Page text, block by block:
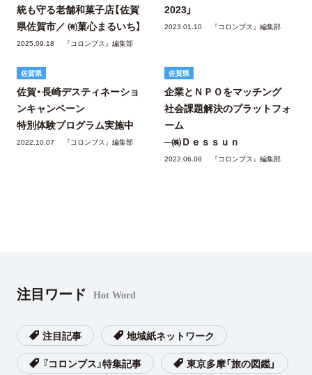
地域から探す 雑誌から探す
統も守る老舗和菓子店【佐賀
県佐賀市／ ㈲菓心まるいち】
2025.09.18 『コロンブス』編集部
2023」
2023.01.10 『コロンブス』編集部
佐賀県
佐賀・長崎デスティネーショ
ンキャンペーン
特別体験プログラム実施中
2022.10.07 『コロンブス』編集部
佐賀県
企業とＮＰＯをマッチング
社会課題解決のプラットフォ
ーム
─㈱Ｄｅｓｓｕｎ
2022.06.08 『コロンブス』編集部
注目ワード Hot Word
注目記事
地域紙ネットワーク
『コロンブス』特集記事
東京多摩「旅の図鑑」